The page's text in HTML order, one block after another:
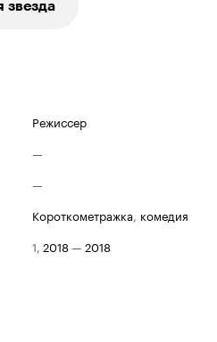
Режиссер
—
—
короткометражка, комедия
1, 2018— 2018